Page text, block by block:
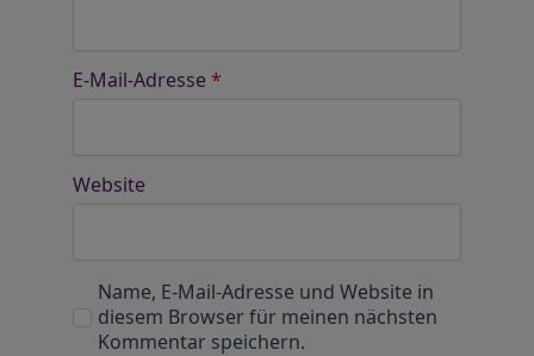
E-Mail-Adresse *
Website
Name, E-Mail-Adresse und Website in
diesem Browser für meinen nächsten
Kommentar speichern.